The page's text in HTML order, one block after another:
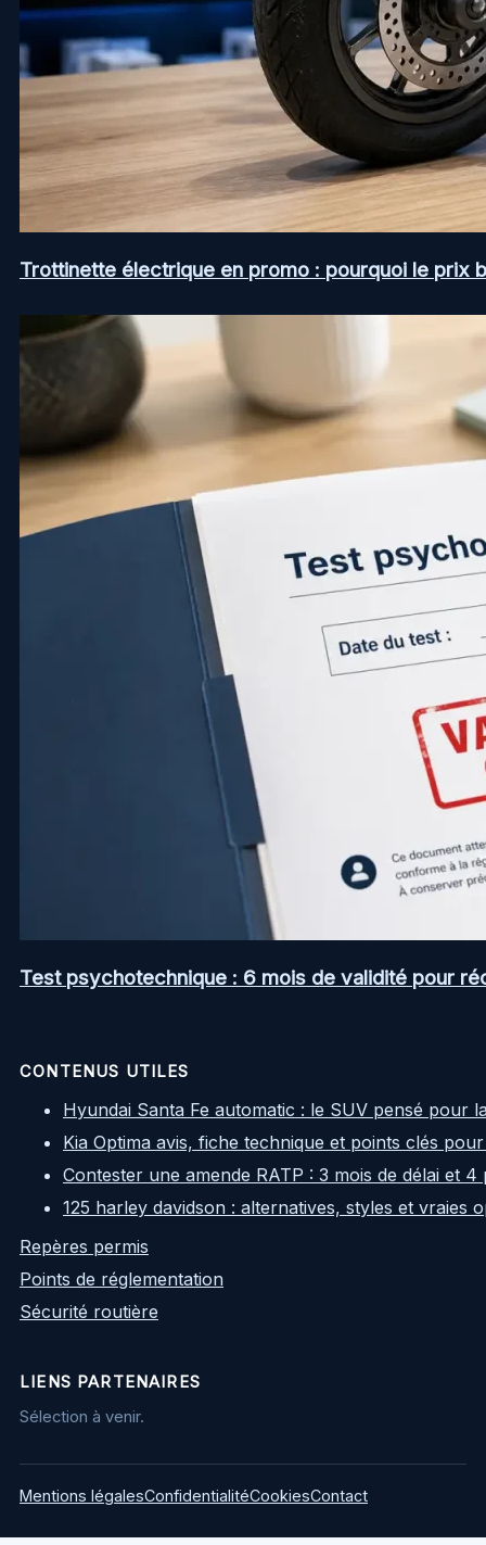
Trottinette électrique en promo : pourquoi le prix
Test psychotechnique : 6 mois de validité pour
CONTENUS UTILES
Hyundai Santa Fe automatic : le SUV pensé pour
Kia Optima avis, fiche technique et points clés
Contester une amende RATP : 3 mois de délai et
125 harley davidson : alternatives, styles et vraies
Repères permis
Points de réglementation
Sécurité routière
LIENS PARTENAIRES
Sélection à venir.
Mentions légalesConfidentialitéCookiesContact